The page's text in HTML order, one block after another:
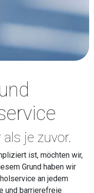
als je zuvor.
ist, möchten wir,
Grund haben wir
an jedem
und barrierefreie